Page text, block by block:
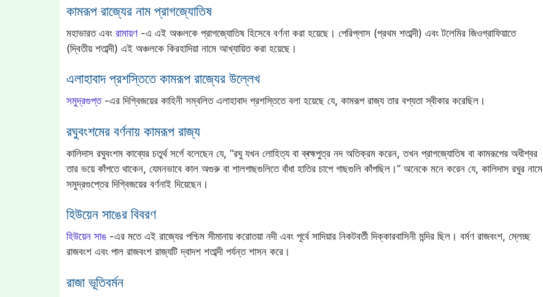
কামরূপ রাজ্যের নাম প্রাগজ্যোতিষ
মহাভারত এবং রামায়ণ -এ এই অঞ্চলকে প্রাগজ্যোতিষ হিসেবে বর্ণনা করা হয়েছে। পেরিপ্লাস (প্রথম শতাব্দী) এবং টলেমির জিওগ্রাফিয়াতে
(দ্বিতীয় শতাব্দী) এই অঞ্চলকে কিরহাদিয়া নামে আখ্যায়িত করা হয়েছে।
এলাহাবাদ প্রশস্তিতে কামরূপ রাজ্যের উল্লেখ
সমুদ্রগুপ্ত-এর দিগ্বিজয়ের কাহিনী সম্বলিত এলাহাবাদ প্রশস্তিতে বলা হয়েছে যে, কামরূপ রাজ্য তার বশ্যতা স্বীকার করেছিল।
রঘুবংশমের বর্ণনায় কামরূপ রাজ্য
কালিদাস রঘুবংশম কাব্যের চতুর্থ সর্গে বলেছেন যে, “রঘু যখন লোহিত্য বা ব্ৰহ্মপুত্র নদ অতিক্রম করেন, তখন প্রাগজ্যোতিষ বা কামরূপের অধীশ্বর
তার ভয়ে কাঁপতে থাকেন, যেমনভাবে কাল অগুরু বা শালগাছগুলিতে বাঁধা হাতির চাপে গাছগুলি কাঁপছিল।” অনেকে মনে করেন যে, কালিদাস রঘুর নামে
সমুদ্রগুপ্তের দিগ্বিজয়ের বর্ণনাই দিয়েছেন।
হিউয়েন সাঙের বিবরণ
হিউয়েন সাঙ -এর মতে এই রাজ্যের পশ্চিম সীমানায় করোতয়া নদী এবং পূর্বে সাদিয়ার নিকটবর্তী দিক্কারবাসিনী মন্দির ছিল। বর্মণ রাজবংশ, ম্লেচ্ছ
রাজবংশ এবং পাল রাজবংশ রাজ্যটি দ্বাদশ শতাব্দী পর্যন্ত শাসন করে।
রাজা ভূতিবর্মন